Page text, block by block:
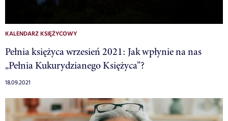
KALENDARZ KSIĘŻYCOWY
Pełnia księżyca wrzesień 2021: Jak wpłynie na nas
„Pełnia Kukurydzianego Księżyca”?
18.09.2021